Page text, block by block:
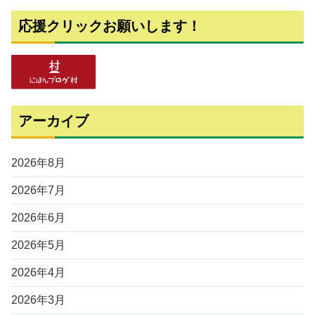
応援クリックお願いします！
アーカイブ
2026年8月
2026年7月
2026年6月
2026年5月
2026年4月
2026年3月